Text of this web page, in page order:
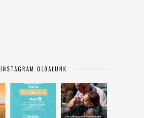
INSTAGRAM OLDALUNK